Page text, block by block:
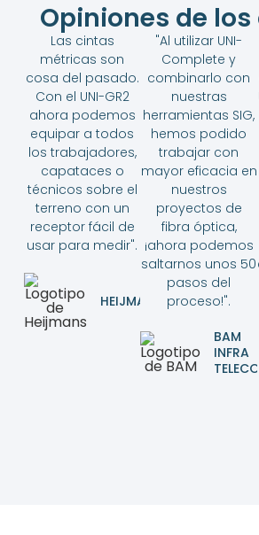
Opiniones de
Las cintas
métricas son
cosa del pasado.
Con el UNI-GR2
ahora podemos
equipar a todos
los trabajadores,
capataces o
técnicos sobre el
terreno con un
receptor fácil de
usar para medir".
HEIJMANS
"Al utilizar UNI-
Complete y
combinarlo con
nuestras
herramientas SIG,
hemos podido
trabajar con
mayor eficacia en
nuestros
proyectos de
fibra óptica,
¡ahora podemos
saltarnos unos 50
pasos del
proceso!".
BAM
INFRA